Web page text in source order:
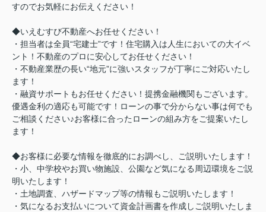
すのでお気軽にお伝えください！
◆いえむすび不動産へお任せください！
・担当者は全員“宅建士”です！住宅購入は人生においての大イベ
ント！不動産のプロに安心してお任せください！
・不動産業歴の長い“地元”に強いスタッフが丁寧にご対応いたし
ます！
・融資サポートもお任せください！提携金融機関もございます。
優遇金利の適応も可能です！ローンの事で分からない事は何でも
ご相談ください♪お客様に合ったローンの組み方をご提案いたし
ます！
◆お客様に必要な情報を徹底的にお調べし、ご説明いたします！
・小、中学校やお買い物施設、公園など気になる周辺環境をご説
明いたします！
・土地調査、ハザードマップ等の情報もご説明いたします！
・気になるお支払いについて資金計画書を作成しご説明いたしま